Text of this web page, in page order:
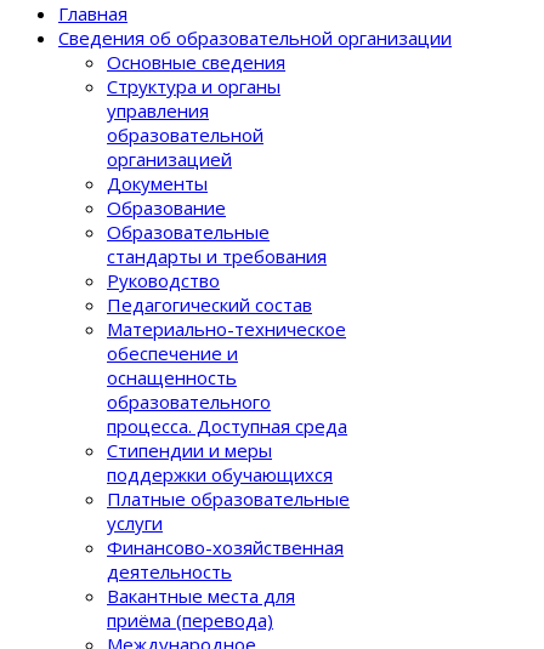
Главная
Сведения об образовательной организации
Основные сведения
Структура и органы
управления
образовательной
организацией
Документы
Образование
Образовательные
стандарты и требования
Руководство
Педагогический состав
Материально-техническое
обеспечение и
оснащенность
образовательного
процеcса. Доступная среда
Стипендии и меры
поддержки обучающихся
Платные образовательные
услуги
Финансово-хозяйственная
деятельность
Вакантные места для
приёма (перевода)
Международное